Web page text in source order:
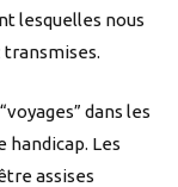
lesquelles nous
transmises.
dans les
handicap. Les
assises